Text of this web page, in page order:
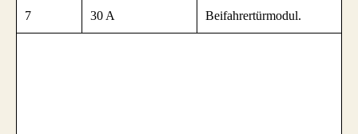
7 30 A Beifahrertürmodul.